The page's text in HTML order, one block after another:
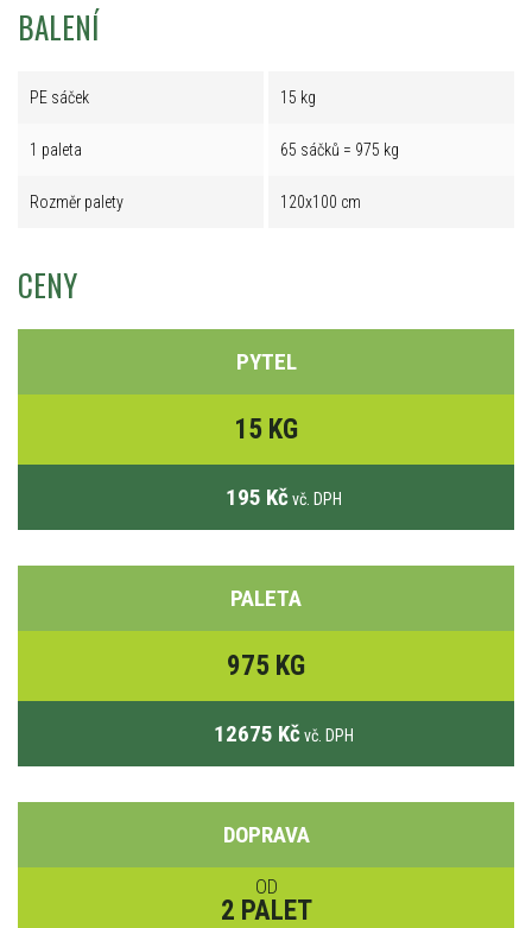
BALENÍ
PE sáček 15 kg
1 paleta 65 sáčků = 975 kg
Rozměr palety 120x100 cm
CENY
PYTEL
15 KG
195 Kč vč. DPH
PALETA
975 KG
12675 Kč vč. DPH
DOPRAVA
OD
2 PALET